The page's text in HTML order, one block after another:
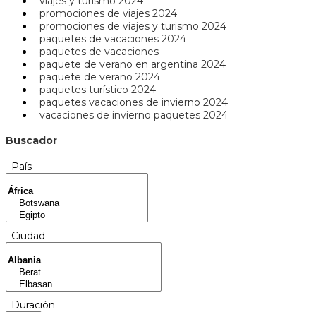
promociones de viajes 2024
promociones de viajes y turismo 2024
paquetes de vacaciones 2024
paquetes de vacaciones
paquete de verano en argentina 2024
paquete de verano 2024
paquetes turístico 2024
paquetes vacaciones de invierno 2024
vacaciones de invierno paquetes 2024
Buscador
País
Ciudad
Duración